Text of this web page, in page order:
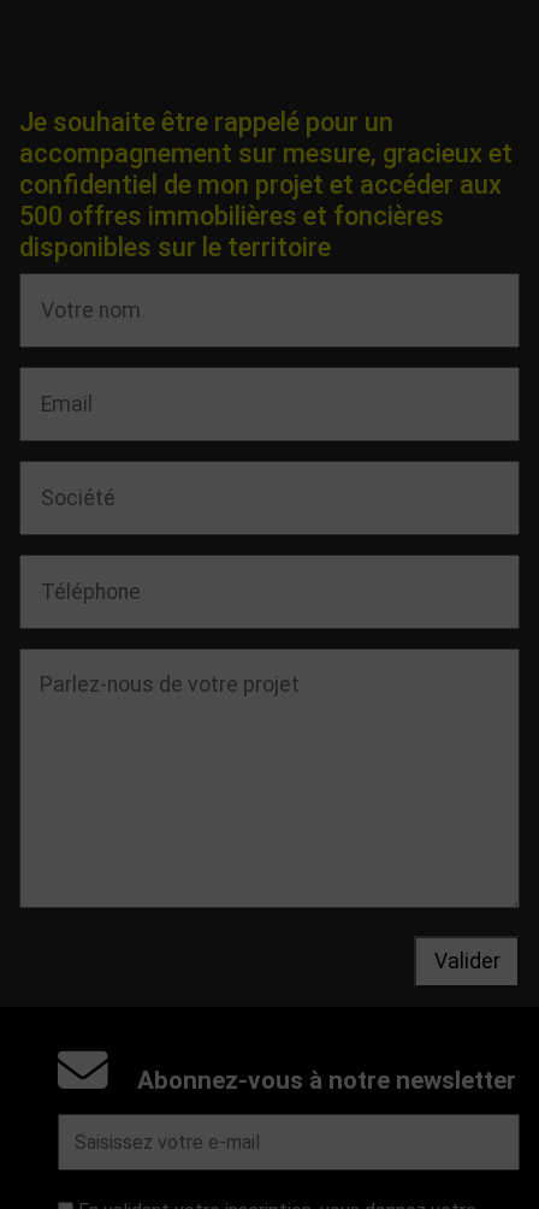
Je souhaite être rappelé pour un
accompagnement sur mesure, gracieux et
confidentiel de mon projet et accéder aux
500 offres immobilières et foncières
disponibles sur le territoire
Valider
Abonnez-vous à notre newsletter